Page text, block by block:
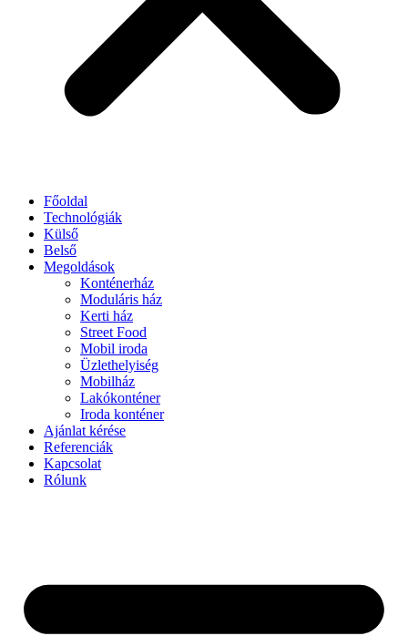
Főoldal
Technológiák
Külső
Belső
Megoldások
Konténerház
Moduláris ház
Kerti ház
Street Food
Mobil iroda
Üzlethelyiség
Mobilház
Lakókonténer
Iroda konténer
Ajánlat kérése
Referenciák
Kapcsolat
Rólunk